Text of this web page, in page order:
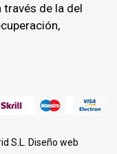
de la del
S.L. Diseño web